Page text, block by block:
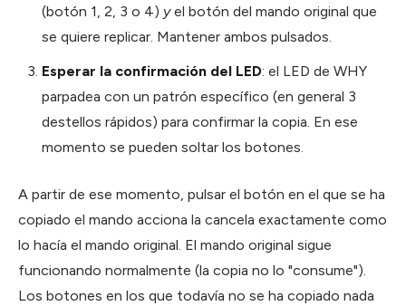
(botón 1, 2, 3 o 4) yel botón del mando original que
se quiere replicar. Mantener ambos pulsados.
Esperar la confirmación del LED: el LED de WHY
parpadea con un patrón específico (en general 3
destellos rápidos) para confirmar la copia. En ese
momento se pueden soltar los botones.
A partir de ese momento, pulsar el botón en el que se ha
copiado el mando acciona la cancela exactamente como
lo hacía el mando original. El mando original sigue
funcionando normalmente (la copia no lo "consume").
Los botones en los que todavía no se ha copiado nada